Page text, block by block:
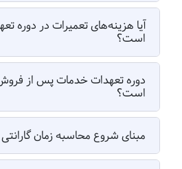
آیا هزینه‌های تعمیرات در دوره
است؟
دوره تعهدات خدمات پس از
است؟
مبنای شروع محاسبه زمان